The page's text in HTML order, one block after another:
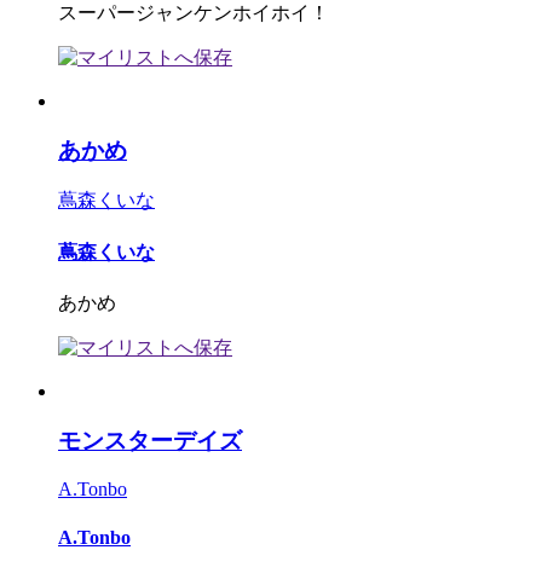
スーパージャンケンホイホイ！
あかめ
蔦森くいな
蔦森くいな
あかめ
モンスターデイズ
A.Tonbo
A.Tonbo